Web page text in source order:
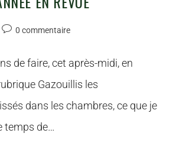
0 commentaire
de faire, cet après-midi, en
Gazouillis les
dans les chambres, ce que je
temps de…